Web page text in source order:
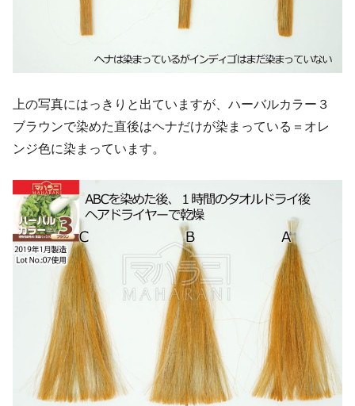
上の写真にはっきりと出ていますが、ハーバルカラー３
ブラウンで染めた直後はヘナだけが染まっている＝オレ
ンジ色に染まっています。